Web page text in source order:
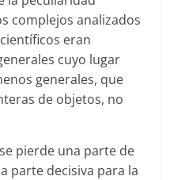
complejos analizados
eran
cuyo lugar
generales, que
de objetos, no
pierde una parte de
parte decisiva para la